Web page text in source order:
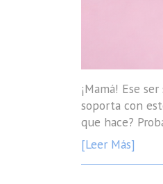
¡Mamá! Ese
soporta con
que hace?
[Leer Más]